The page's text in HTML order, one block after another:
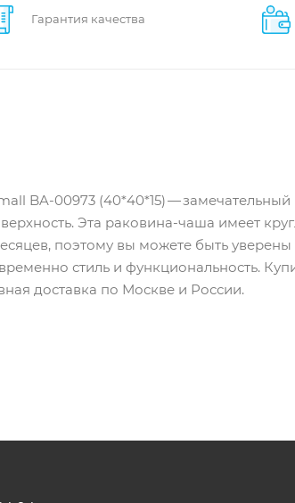
Гарантия качества
BA-00973 (40*40*15) —
Эта раковина-чаша имеет
поэтому вы можете быть уверены
стиль и функциональность.
доставка по Москве и России.